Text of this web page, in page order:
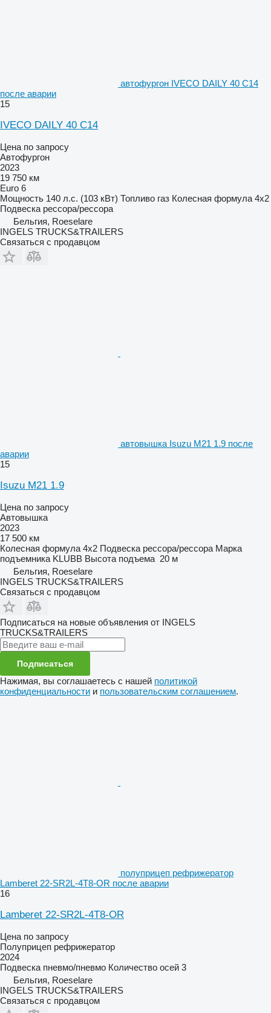
автофургон IVECO DAILY 40 C14
после аварии
15
IVECO DAILY 40 C14
Цена по запросу
Автофургон
2023
19 750 км
Euro 6
Мощность 140 л.с. (103 кВт) Топливо газ Колесная формула 4x2
Подвеска рессора/рессора
Бельгия, Roeselare
INGELS TRUCKS&TRAILERS
Связаться с продавцом
автовышка Isuzu M21 1.9 после
аварии
15
Isuzu M21 1.9
Цена по запросу
Автовышка
2023
17 500 км
Колесная формула 4x2 Подвеска рессора/рессора Марка
подъемника KLUBB Высота подъема 20 м
Бельгия, Roeselare
INGELS TRUCKS&TRAILERS
Связаться с продавцом
Подписаться на новые объявления от INGELS
TRUCKS&TRAILERS
Подписаться
Нажимая, вы соглашаетесь с нашей политикой
конфиденциальности и пользовательским соглашением.
полуприцеп рефрижератор
Lamberet 22-SR2L-4T8-OR после аварии
16
Lamberet 22-SR2L-4T8-OR
Цена по запросу
Полуприцеп рефрижератор
2024
Подвеска пневмо/пневмо Количество осей 3
Бельгия, Roeselare
INGELS TRUCKS&TRAILERS
Связаться с продавцом